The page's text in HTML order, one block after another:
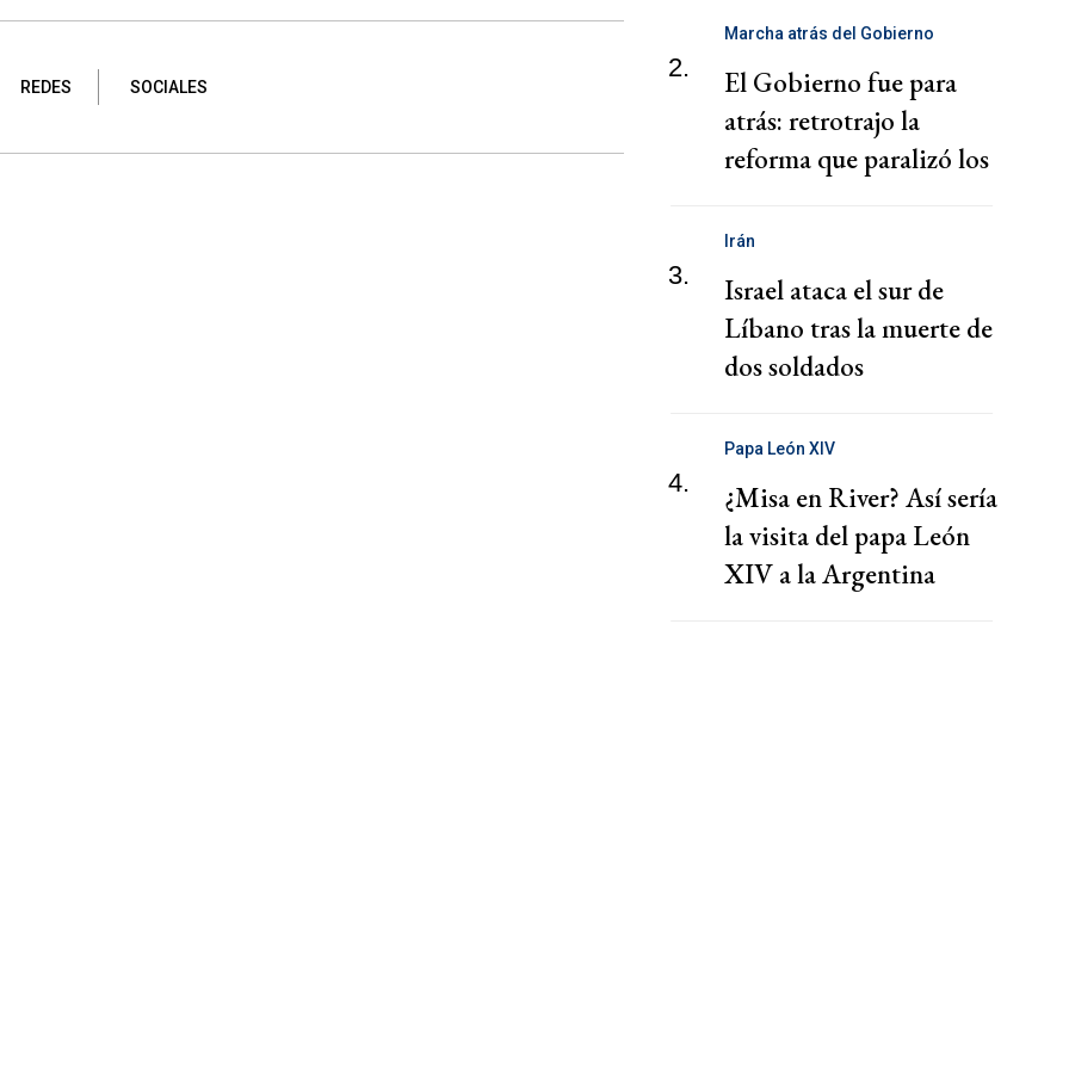
REDES SOCIALES
2.
Marcha atrás del Gobierno
El Gobierno fue para
atrás: retrotrajo la
reforma que paralizó los
3.
Irán
Israel ataca el sur de
Líbano tras la muerte de
dos soldados
4.
Papa León XIV
¿Misa en River? Así sería
la visita del papa León
XIV a la Argentina